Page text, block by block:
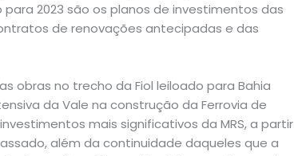
para 2023 são os planos de investimentos das
de renovações antecipadas e das
obras no trecho da Fiol leiloado para Bahia
da Vale na construção da Ferrovia de
mais significativos da MRS, a partir
além da continuidade daqueles que a